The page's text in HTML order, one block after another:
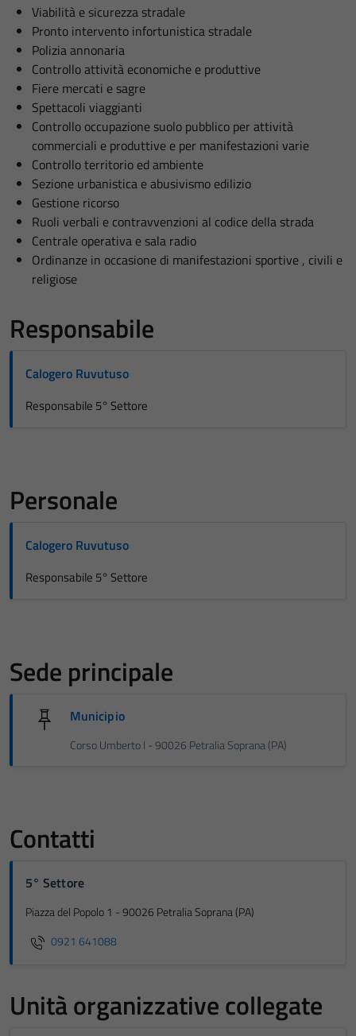
Viabilità e sicurezza stradale
Pronto intervento infortunistica stradale
Polizia annonaria
Controllo attività economiche e produttive
Fiere mercati e sagre
Spettacoli viaggianti
Controllo occupazione suolo pubblico per attività
commerciali e produttive e per manifestazioni varie
Controllo territorio ed ambiente
Sezione urbanistica e abusivismo edilizio
Gestione ricorso
Ruoli verbali e contravvenzioni al codice della strada
Centrale operativa e sala radio
Ordinanze in occasione di manifestazioni sportive , civili e
religiose
Responsabile
Calogero Ruvutuso
Responsabile 5° Settore
Personale
Calogero Ruvutuso
Responsabile 5° Settore
Sede principale
Municipio
Corso Umberto I - 90026 Petralia Soprana (PA)
Contatti
5° Settore
Piazza del Popolo 1 - 90026 Petralia Soprana (PA)
0921 641088
Unità organizzative collegate